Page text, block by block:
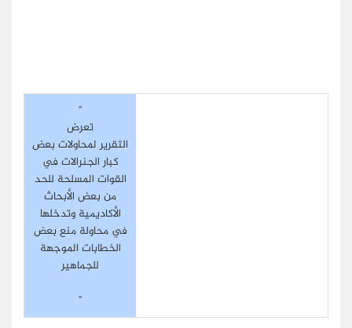
"
تعرض
التقرير لمحاولات بعض
كبار الجنرالات في
القوات المسلحة للحد
من بعض الأبحاث
الأكاديمية وتدخلها
في محاولة منع بعض
الخطابات الموجهة
للجماهير
"